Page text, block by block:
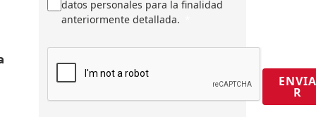
datos personales para la finalidad
anteriormente detallada.
ENVIA
R